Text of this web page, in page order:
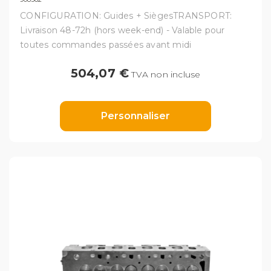
CONFIGURATION: Guides + SiègesTRANSPORT:
Livraison 48-72h (hors week-end) - Valable pour
toutes commandes passées avant midi
504,07 €TVA non incluse
Personnaliser